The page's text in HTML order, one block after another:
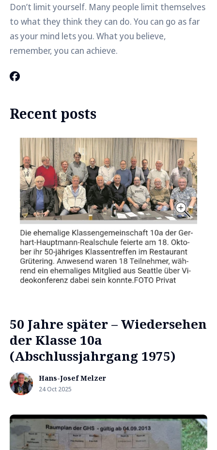
Don’t limit yourself. Many people limit themselves
to what they think they can do. You can go as far
as your mind lets you. What you believe,
remember, you can achieve.
Recent posts
50 Jahre später – Wiedersehen
der Klasse 10a
(Abschlussjahrgang 1975)
Hans-Josef Melzer
24 Oct 2025